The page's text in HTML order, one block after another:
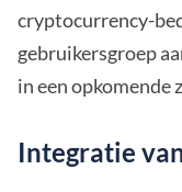
cryptocurrency-
gebruikersgroep
in een opkomende
Integratie